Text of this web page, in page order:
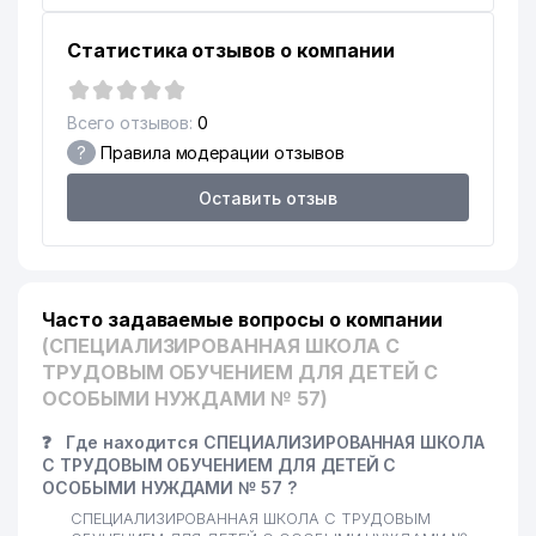
Статистика отзывов о компании
Всего отзывов: 0
? Правила модерации отзывов
Оставить отзыв
Часто задаваемые вопросы о компании
(СПЕЦИАЛИЗИРОВАННАЯ ШКОЛА С
ТРУДОВЫМ ОБУЧЕНИЕМ ДЛЯ ДЕТЕЙ С
ОСОБЫМИ НУЖДАМИ № 57)
❓
Где находится СПЕЦИАЛИЗИРОВАННАЯ ШКОЛА
С ТРУДОВЫМ ОБУЧЕНИЕМ ДЛЯ ДЕТЕЙ С
ОСОБЫМИ НУЖДАМИ № 57 ?
СПЕЦИАЛИЗИРОВАННАЯ ШКОЛА С ТРУДОВЫМ